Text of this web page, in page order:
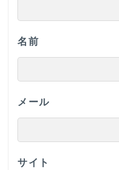
名前
メール
サイト